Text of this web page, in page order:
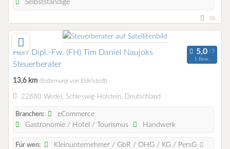
Selbstständige
36
Herr Dipl.-Fw. (FH) Tim Daniel Naujoks
Steuerberater
1 Bew.
13,6 km (Entfernung von Eidelstedt)
22880 Wedel, Schleswig-Holstein, Deutschland
Branchen:
eCommerce
Gastronomie / Hotel / Tourismus
Handwerk
Für wen:
Kleinunternehmer / GbR / OHG / KG / PersG